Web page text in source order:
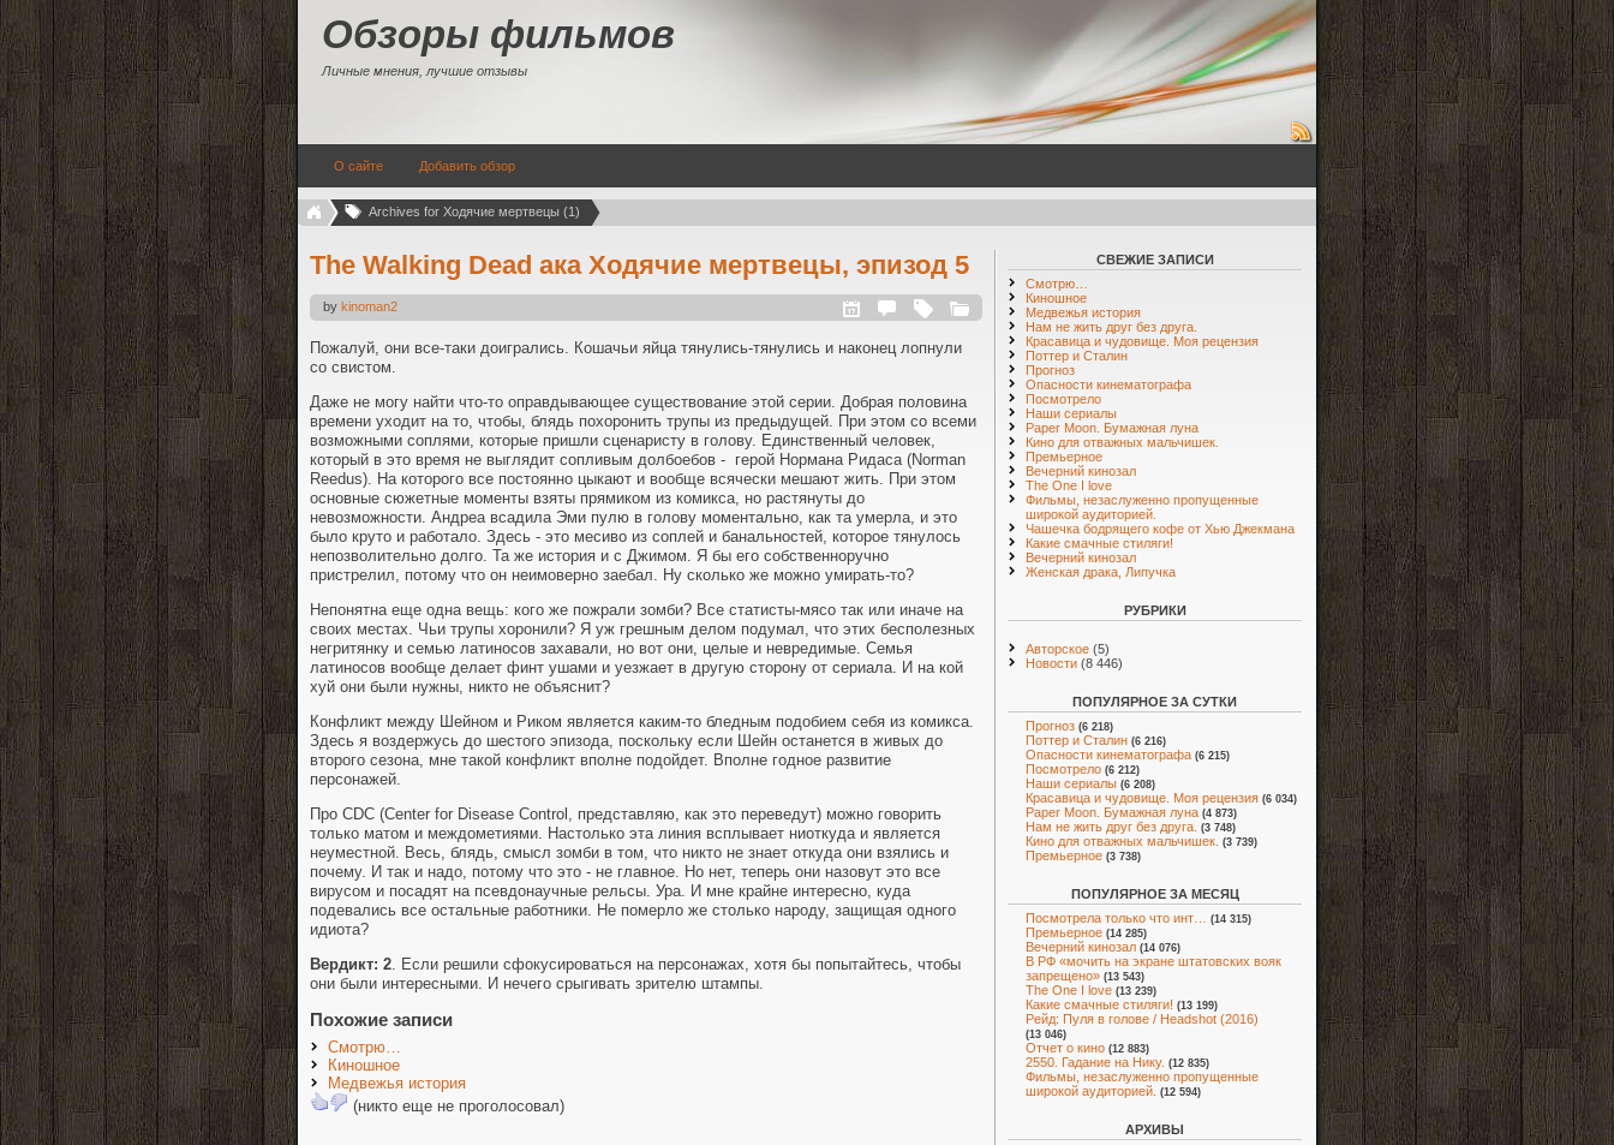
Обзоры фильмов
Личные мнения, лучшие отзывы
О сайте Добавить обзор
Archives for Ходячие мертвецы (1)
The Walking Dead ака Ходячие мертвецы, эпизод 5
by kinoman2
Пожалуй, они все-таки доигрались. Кошачьи яйца тянулись-тянулись и наконец лопнули
со свистом.
Даже не могу найти что-то оправдывающее существование этой серии. Добрая половина
времени уходит на то, чтобы, блядь похоронить трупы из предыдущей. При этом со всеми
возможными соплями, которые пришли сценаристу в голову. Единственный человек,
который в это время не выглядит сопливым долбоебов - герой Нормана Ридаса (Norman
Reedus). На которого все постоянно цыкают и вообще всячески мешают жить. При этом
основные сюжетные моменты взяты прямиком из комикса, но растянуты до
невозможности. Андреа всадила Эми пулю в голову моментально, как та умерла, и это
было круто и работало. Здесь - это месиво из соплей и банальностей, которое тянулось
непозволительно долго. Та же история и с Джимом. Я бы его собственноручно
пристрелил, потому что он неимоверно заебал. Ну сколько же можно умирать-то?
Непонятна еще одна вещь: кого же пожрали зомби? Все статисты-мясо так или иначе на
своих местах. Чьи трупы хоронили? Я уж грешным делом подумал, что этих бесполезных
негритянку и семью латиносов захавали, но вот они, целые и невредимые. Семья
латиносов вообще делает финт ушами и уезжает в другую сторону от сериала. И на кой
хуй они были нужны, никто не объяснит?
Конфликт между Шейном и Риком является каким-то бледным подобием себя из комикса.
Здесь я воздержусь до шестого эпизода, поскольку если Шейн останется в живых до
второго сезона, мне такой конфликт вполне подойдет. Вполне годное развитие
персонажей.
Про CDC (Center for Disease Control, представляю, как это переведут) можно говорить
только матом и междометиями. Настолько эта линия всплывает ниоткуда и является
неуместной. Весь, блядь, смысл зомби в том, что никто не знает откуда они взялись и
почему. И так и надо, потому что это - не главное. Но нет, теперь они назовут это все
вирусом и посадят на псевдонаучные рельсы. Ура. И мне крайне интересно, куда
подевались все остальные работники. Не померло же столько народу, защищая одного
идиота?
Вердикт: 2 . Если решили сфокусироваться на персонажах, хотя бы попытайтесь, чтобы
они были интересными. И нечего срыгивать зрителю штампы.
Похожие записи
Смотрю…
Киношное
Медвежья история
(никто еще не проголосовал)
СВЕЖИЕ ЗАПИСИ
Смотрю…
Киношное
Медвежья история
Нам не жить друг без друга.
Красавица и чудовище. Моя рецензия
Поттер и Сталин
Прогноз
Опасности кинематографа
Посмотрело
Наши сериалы
Paper Moon. Бумажная луна
Кино для отважных мальчишек.
Премьерное
Вечерний кинозал
The One I love
Фильмы, незаслуженно пропущенные
широкой аудиторией.
Чашечка бодрящего кофе от Хью Джекмана
Какие смачные стиляги!
Вечерний кинозал
Женская драка, Липучка
РУБРИКИ
Авторское (5)
Новости (8 446)
ПОПУЛЯРНОЕ ЗА СУТКИ
Прогноз (6 218)
Поттер и Сталин (6 216)
Опасности кинематографа (6 215)
Посмотрело (6 212)
Наши сериалы (6 208)
Красавица и чудовище. Моя рецензия (6 034)
Paper Moon. Бумажная луна (4 873)
Нам не жить друг без друга. (3 748)
Кино для отважных мальчишек. (3 739)
Премьерное (3 738)
ПОПУЛЯРНОЕ ЗА МЕСЯЦ
Посмотрела только что инт…
(14 315)
Премьерное (14 285)
Вечерний кинозал (14 076)
В РФ «мочить на экране штатовских вояк
запрещено» (13 543)
The One I love (13 239)
Какие смачные стиляги! (13 199)
Рейд: Пуля в голове / Headshot (2016)
(13 046)
Отчет о кино (12 883)
2550. Гадание на Нику. (12 835)
Фильмы, незаслуженно пропущенные
широкой аудиторией. (12 594)
АРХИВЫ